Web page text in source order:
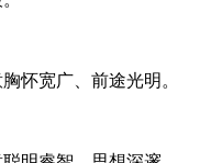
怀宽广、前途光明。